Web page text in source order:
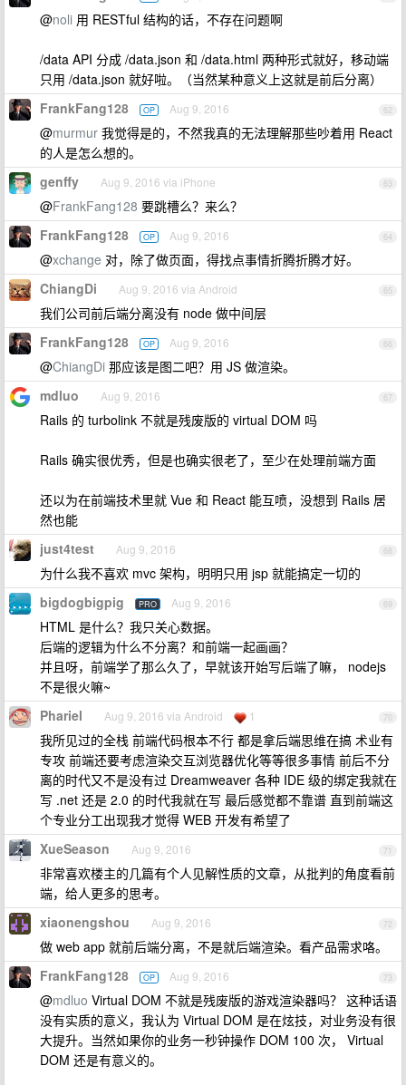
@noli 用 RESTful 结构的话，不存在问题啊
/data API 分成 /data.json 和 /data.html 两种形式就好，移动端
只用 /data.json 就好啦。（当然某种意义上这就是前后分离）
62
FrankFang128 OP Aug 9, 2016
@murmur 我觉得是的，不然我真的无法理解那些吵着用 React
的人是怎么想的。
63
genffy Aug 9, 2016 via iPhone
@FrankFang128 要跳槽么？来么？
64
FrankFang128 OP Aug 9, 2016
@xchange 对，除了做页面，得找点事情折腾折腾才好。
65
ChiangDi Aug 9, 2016 via Android
我们公司前后端分离没有 node 做中间层
66
FrankFang128 OP Aug 9, 2016
@ChiangDi 那应该是图二吧？用 JS 做渲染。
67
mdluo Aug 9, 2016
Rails 的 turbolink 不就是残废版的 virtual DOM 吗
Rails 确实很优秀，但是也确实很老了，至少在处理前端方面
还以为在前端技术里就 Vue 和 React 能互喷，没想到 Rails 居
然也能
68
just4test Aug 9, 2016
为什么我不喜欢 mvc 架构，明明只用 jsp 就能搞定一切的
69
bigdogbigpig PRO Aug 9, 2016
HTML 是什么？我只关心数据。
后端的逻辑为什么不分离？和前端一起画画？
并且呀，前端学了那么久了，早就该开始写后端了嘛， nodejs
不是很火嘛~
70
Phariel Aug 9, 2016 via Android 1
我所见过的全栈 前端代码根本不行 都是拿后端思维在搞 术业有
专攻 前端还要考虑渲染交互浏览器优化等等很多事情 前后不分
离的时代又不是没有过 Dreamweaver 各种 IDE 级的绑定我就在
写 .net 还是 2.0 的时代我就在写 最后感觉都不靠谱 直到前端这
个专业分工出现我才觉得 WEB 开发有希望了
71
XueSeason Aug 9, 2016
非常喜欢楼主的几篇有个人见解性质的文章，从批判的角度看前
端，给人更多的思考。
72
xiaonengshou Aug 9, 2016
做 web app 就前后端分离，不是就后端渲染。看产品需求咯。
73
FrankFang128 OP Aug 9, 2016
@mdluo Virtual DOM 不就是残废版的游戏渲染器吗？ 这种话语
没有实质的意义，我认为 Virtual DOM 是在炫技，对业务没有很
大提升。当然如果你的业务一秒钟操作 DOM 100 次， Virtual
DOM 还是有意义的。